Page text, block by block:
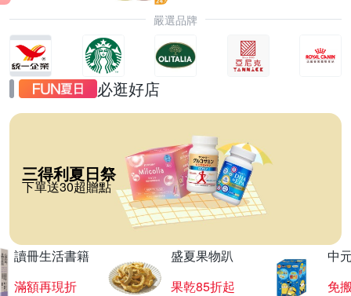
嚴選品牌
必逛好店
三得利夏日祭
下單送30超贈點
讀冊生活書籍
滿額再現折
盛夏果物趴
果乾85折起
中
免